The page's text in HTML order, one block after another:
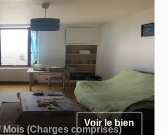
Mois (Charges comprises)
Voir le bien